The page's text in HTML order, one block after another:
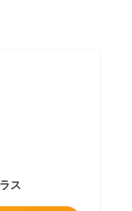
ス